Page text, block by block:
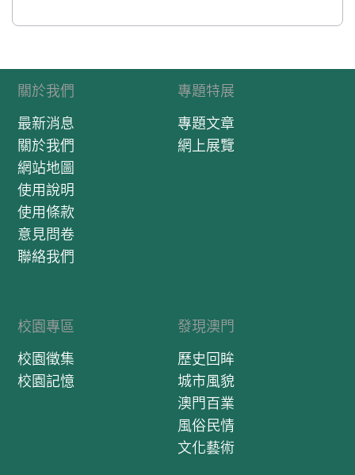
關於我們
最新消息
關於我們
網站地圖
使用說明
使用條款
意見問卷
聯絡我們
專題特展
專題文章
網上展覽
校園專區
校園徵集
校園記憶
發現澳門
歷史回眸
城市風貌
澳門百業
風俗民情
文化藝術